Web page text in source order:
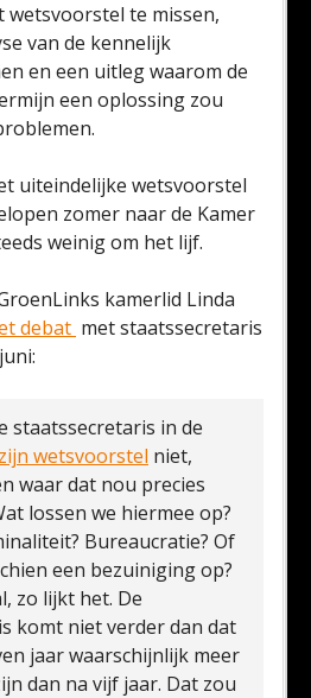
te missen,
van de kennelijk
en een uitleg waarom de
een oplossing zou
uiteindelijke wetsvoorstel
zomer naar de Kamer
weinig om het lijf.
kamerlid Linda
debat met staatssecretaris
staatssecretaris in de
wetsvoorstel niet,
waar dat nou precies
lossen we hiermee op?
Bureaucratie? Of
een bezuiniging op?
zo lijkt het. De
komt niet verder dan dat
jaar waarschijnlijk meer
dan na vijf jaar. Dat zou